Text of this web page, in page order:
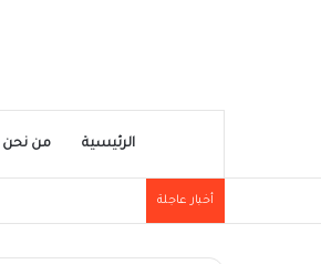
الرئيسية من نحن
أخبار عاجلة